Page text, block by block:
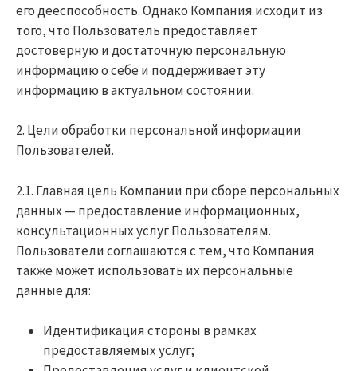
его дееспособность. Однако Компания исходит из
того, что Пользователь предоставляет
достоверную и достаточную персональную
информацию о себе и поддерживает эту
информацию в актуальном состоянии.
2. Цели обработки персональной информации
Пользователей.
2.1. Главная цель Компании при сборе персональных
данных — предоставление информационных,
консультационных услуг Пользователям.
Пользователи соглашаются с тем, что Компания
также может использовать их персональные
данные для:
Идентификация стороны в рамках
предоставляемых услуг;